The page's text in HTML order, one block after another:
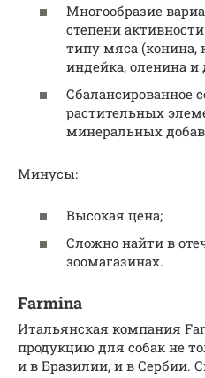
Многообразие
степени
типу мяса (конина,
индейка, оленина и
Сбалансированное
растительных
минеральных
Минусы:
Высокая цена;
Сложно найти в
зоомагазинах.
Farmina
Итальянская компания
продукцию для собак не
и в Бразилии, и в Сербии.